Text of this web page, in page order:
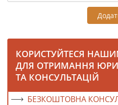
КОРИСТУЙТЕСЯ
ДЛЯ ОТРИМАННЯ
ТА КОНСУЛЬТАЦІЙ
БЕЗКОШТОВНА